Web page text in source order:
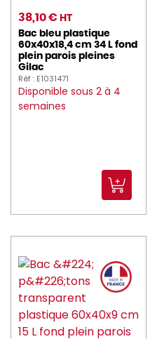
38,10 € HT
Bac bleu plastique
60x40x18,4 cm 34 L fond
plein parois pleines
Gilac
Réf : E1031471
Disponible sous 2 à 4
semaines